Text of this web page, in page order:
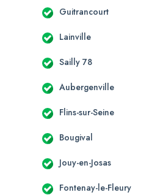
Guitrancourt
Lainville
Sailly 78
Aubergenville
Flins-sur-Seine
Bougival
Jouy-en-Josas
Fontenay-le-Fleury